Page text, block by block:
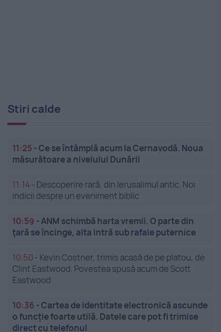
Stiri calde
11:25 -Ce se întâmplă acum la Cernavodă. Noua
măsurătoare a nivelului Dunării
11:14 - Descoperire rară, din Ierusalimul antic. Noi
indicii despre un eveniment biblic
10:59 -ANM schimbă harta vremii. O parte din
țară se încinge, alta intră sub rafale puternice
10:50 - Kevin Costner, trimis acasă de pe platou, de
Clint Eastwood. Povestea spusă acum de Scott
Eastwood
10:36 -Cartea de identitate electronică ascunde
o funcție foarte utilă. Datele care pot fi trimise
direct cu telefonul